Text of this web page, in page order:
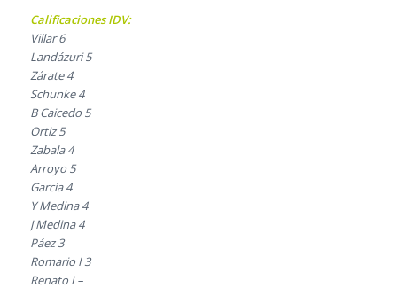
Calificaciones IDV:
Villar 6
Landázuri 5
Zárate 4
Schunke 4
B Caicedo 5
Ortiz 5
Zabala 4
Arroyo 5
García 4
Y Medina 4
J Medina 4
Páez 3
Romario I 3
Renato I –